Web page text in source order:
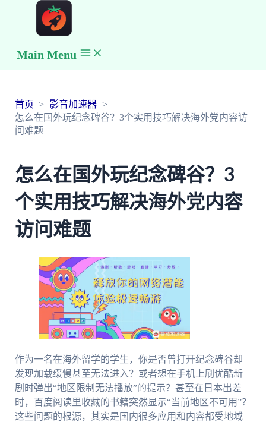
Main Menu
首页
影音加速器
怎么在国外玩纪念碑谷？3个实用技巧解决海外党内容访
问难题
怎么在国外玩纪念碑谷？3
个实用技巧解决海外党内容
访问难题
作为一名在海外留学的学生，你是否曾打开纪念碑谷却
发现加载缓慢甚至无法进入？或者想在手机上刷优酷新
剧时弹出“地区限制无法播放”的提示？甚至在日本出差
时，百度阅读里收藏的书籍突然显示“当前地区不可用”？
这些问题的根源，其实是国内很多应用和内容都受地域